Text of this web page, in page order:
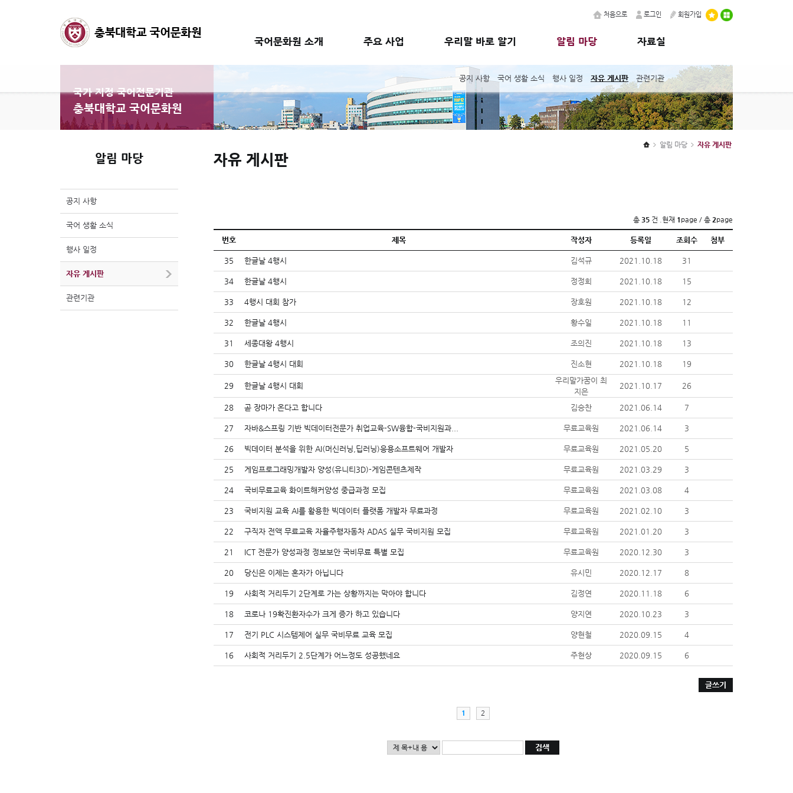
처음으로 로그인 회원가입
국어문화원 소개 주요 사업 우리말 바로 알기 알림 마당
공지 사항 국어 생활 소식 행사 일정 자유 게시판 관련기관
자료실
국가 지정 국어전문기관
충북대학교 국어문화원
알림 마당
공지 사항
국어 생활 소식
행사 일정
자유 게시판
관련기관
알림 마당 자유 게시판
자유 게시판
총 35 건 .현재 1 page / 총 2page
번호 제목 작성자 등록일 조회수 첨부
35 한글날 4행시 김석규 2021.10.18 31
34 한글날 4행시 정정희 2021.10.18 15
33 4행시 대회 참가 장호원 2021.10.18 12
32 한글날 4행시 황수일 2021.10.18 11
31 세종대왕 4행시 조의진 2021.10.18 13
30 한글날 4행시 대회 진소현 2021.10.18 19
29 한글날 4행시 대회
우리말가꿈이 최
지은
2021.10.17 26
28 곧 장마가 온다고 합니다 김승찬 2021.06.14 7
27 자바&스프링 기반 빅데이터전문가 취업교육-SW융합-국비지원과... 무료교육원 2021.06.14 3
26 빅데이터 분석을 위한 AI(머신러닝,딥러닝)응용소프트웨어 개발자 무료교육원 2021.05.20 5
25 게임프로그래밍개발자 양성(유니티3D)-게임콘텐츠제작 무료교육원 2021.03.29 3
24 국비무료교육 화이트해커양성 중급과정 모집 무료교육원 2021.03.08 4
23 국비지원 교육 AI를 활용한 빅데이터 플랫폼 개발자 무료과정 무료교육원 2021.02.10 3
22 구직자 전액 무료교육 자율주행자동차 ADAS 실무 국비지원 모집 무료교육원 2021.01.20 3
21 ICT 전문가 양성과정 정보보안 국비무료 특별 모집 무료교육원 2020.12.30 3
20 당신은 이제는 혼자가 아닙니다 유시민 2020.12.17 8
19 사회적 거리두기 2단계로 가는 상황까지는 막아야 합니다 김정연 2020.11.18 6
18 코로나 19확진환자수가 크게 증가 하고 있습니다 양지연 2020.10.23 3
17 전기 PLC 시스템제어 실무 국비무료 교육 모집 양현철 2020.09.15 4
16 사회적 거리두기 2.5단계가 어느정도 성공했네요 주현상 2020.09.15 6
글쓰기
1 2
검색